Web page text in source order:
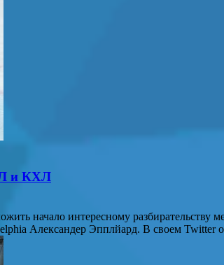
и КХЛ
начало интересному разбирательству
Александер Эпплйард. В своем Twitter